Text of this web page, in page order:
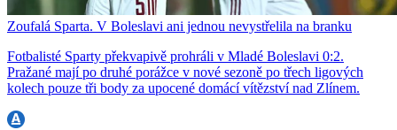
Zoufalá Sparta. V Boleslavi ani jednou nevystřelila na branku
Fotbalisté Sparty překvapivě prohráli v Mladé Boleslavi 0:2.
Pražané mají po druhé porážce v nové sezoně po třech ligových
kolech pouze tři body za upocené domácí vítězství nad Zlínem.